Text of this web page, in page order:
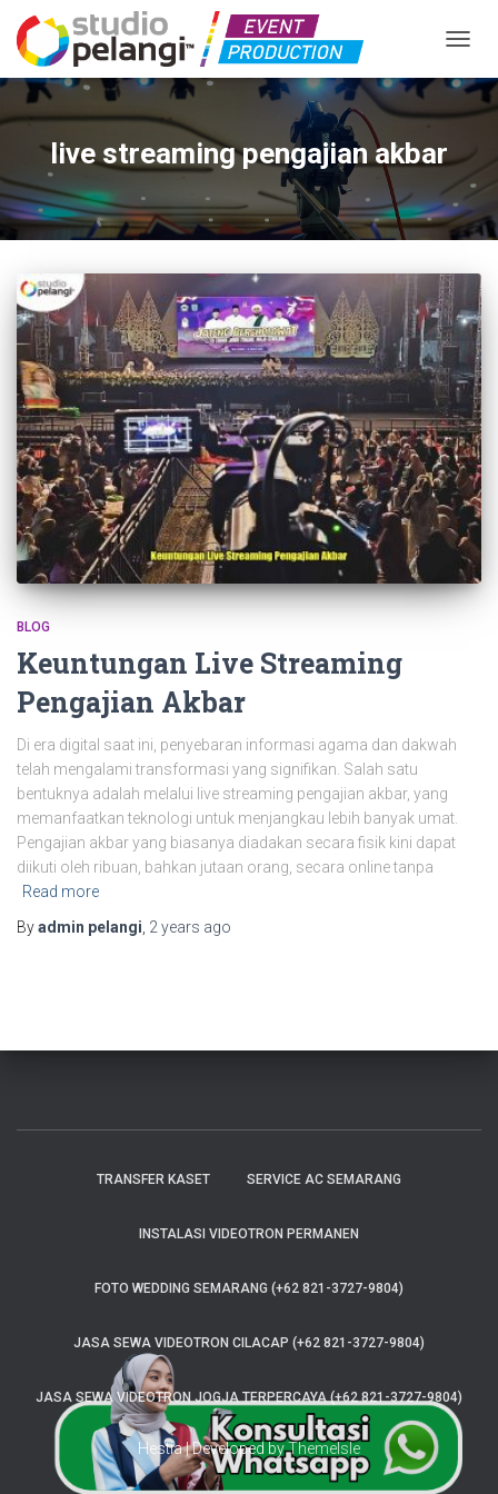
live streaming pengajian akbar
BLOG
Keuntungan Live Streaming
Pengajian Akbar
Di era digital saat ini, penyebaran informasi agama dan dakwah
telah mengalami transformasi yang signifikan. Salah satu
bentuknya adalah melalui live streaming pengajian akbar, yang
memanfaatkan teknologi untuk menjangkau lebih banyak umat.
Pengajian akbar yang biasanya diadakan secara fisik kini dapat
diikuti oleh ribuan, bahkan jutaan orang, secara online tanpa
Read more
Byadmin pelangi 2 years ago
TRANSFER KASET SERVICE AC SEMARANG
INSTALASI VIDEOTRON PERMANEN
FOTO WEDDING SEMARANG (+62 821-3727-9804)
JASA SEWA VIDEOTRON CILACAP (+62 821-3727-9804)
JASA SEWA VIDEOTRON JOGJA TERPERCAYA (+62 821-3727-9804)
Hestia | Developed byThemeIsle